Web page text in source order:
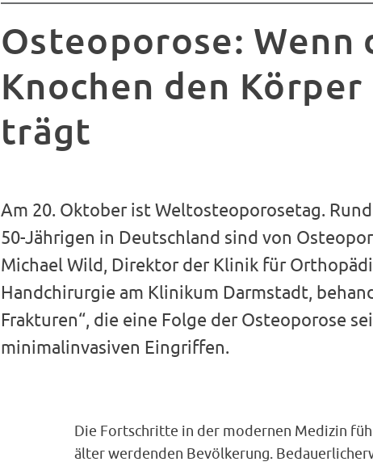
Osteoporose: Wenn
Knochen den
trägt
Am 20. Oktober ist Weltosteoporosetag.
50-Jährigen in Deutschland sind von
Michael Wild, Direktor der Klinik für
Handchirurgie am Klinikum Darmstadt,
Frakturen“, die eine Folge der Osteoporose
minimalinvasiven Eingriffen.
Die Fortschritte in der modernen Medizin
älter werdenden Bevölkerung.